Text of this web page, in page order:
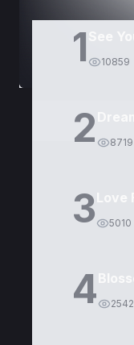
1 10859
2 8719
3 5010
4 2542